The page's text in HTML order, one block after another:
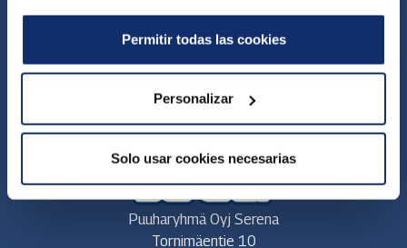
Permitir todas las cookies
Personalizar
Solo usar cookies necesarias
General terms and conditions of sale
Privacy Policy
Newsletter
Cookies Policy Internal reporting channel
Puuharyhmä Oyj Serena
Tornimäentie 10